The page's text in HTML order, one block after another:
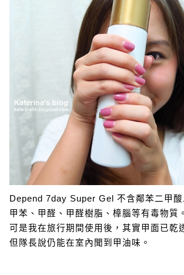
Depend 7day Super Gel 不含鄰苯二甲酸
甲苯、甲醛、甲醛樹脂、樟腦等有毒物質。
可是我在旅行期間使用後，其實甲面已乾
但隊長說仍能在室內聞到甲油味。